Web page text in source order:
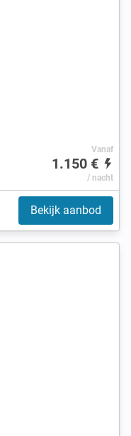
Vanaf
1.150 €
/ nacht
Bekijk aanbod